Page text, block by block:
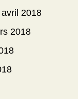
avril 2018
2018